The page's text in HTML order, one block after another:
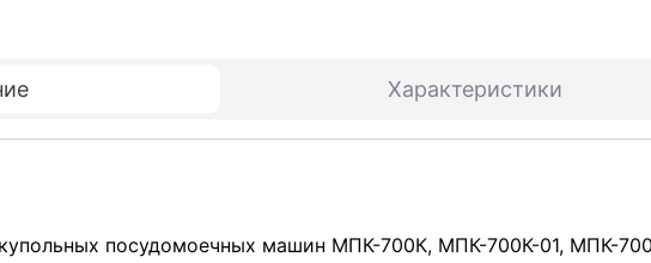
Характеристики
посудомоечных машин МПК-700К, МПК-700К-01, МПК-